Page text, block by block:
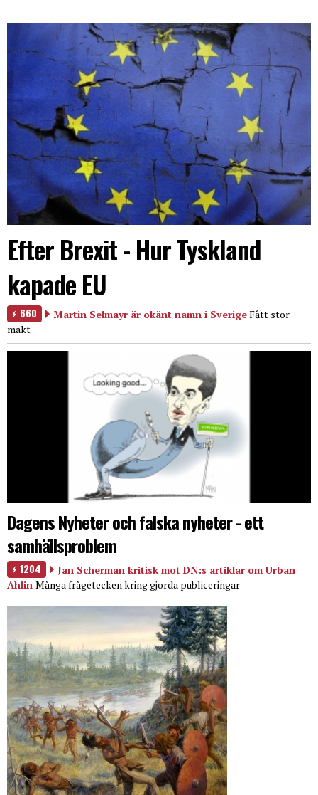
Efter Brexit - Hur Tyskland
kapade EU
660 Martin Selmayr är okänt namn i SverigeFått stor
makt
Dagens Nyheter och falska nyheter - ett
samhällsproblem
1204
Jan Scherman kritisk mot DN:s artiklar om Urban
Ahlin Många frågetecken kring gjorda publiceringar